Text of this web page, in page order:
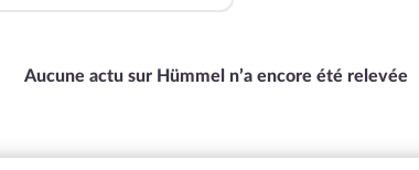
Aucune actu sur Hümmel n’a encore été relevée